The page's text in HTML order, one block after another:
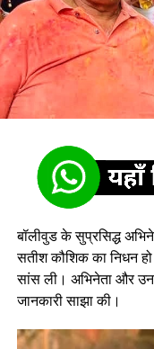
बॉलीवुड के सुप्रसिद्ध
सतीश कौशिक का निधन
सांस ली। अभिनेता और
जानकारी साझा की।